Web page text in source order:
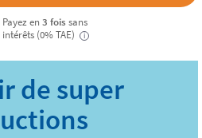
Payez en 3 fois sans
intérêts (0% TAE)
i